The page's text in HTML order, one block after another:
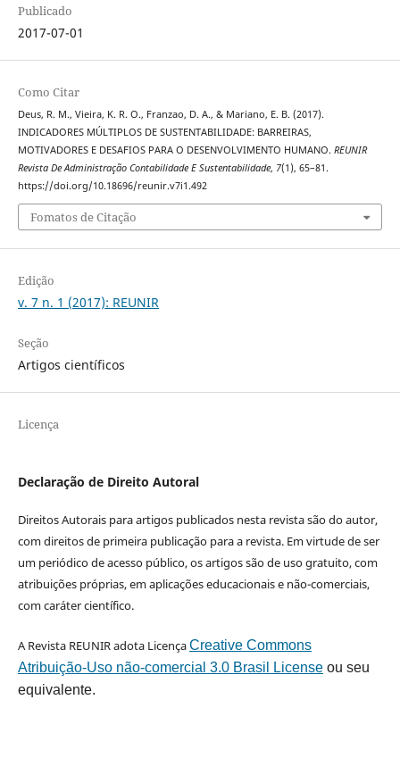
Publicado
2017-07-01
Como Citar
Deus, R. M., Vieira, K. R. O., Franzao, D. A., & Mariano, E. B. (2017).
INDICADORES MÚLTIPLOS DE SUSTENTABILIDADE: BARREIRAS,
MOTIVADORES E DESAFIOS PARA O DESENVOLVIMENTO HUMANO. REUNIR
Revista De Administração Contabilidade E Sustentabilidade, 7(1), 65–81.
https://doi.org/10.18696/reunir.v7i1.492
Fomatos de Citação
Edição
v. 7 n. 1 (2017): REUNIR
Seção
Artigos científicos
Licença
Declaração de Direito Autoral
Direitos Autorais para artigos publicados nesta revista são do autor,
com direitos de primeira publicação para a revista. Em virtude de ser
um periódico de acesso público, os artigos são de uso gratuito, com
atribuições próprias, em aplicações educacionais e não-comerciais,
com caráter científico.
A Revista REUNIR adota LicençaCreative Commons
Atribuição-Uso não-comercial 3.0 Brasil Licenseou seu
equivalente.